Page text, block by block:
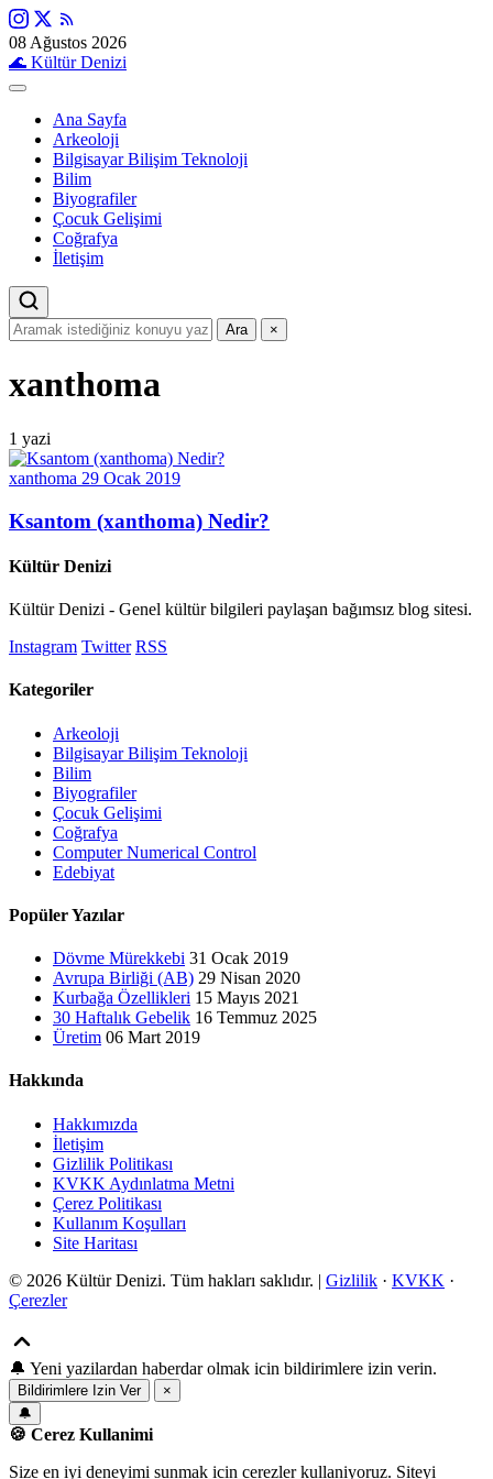
08 Ağustos 2026
🌊 Kültür Denizi
Ana Sayfa
Arkeoloji
Bilgisayar Bilişim Teknoloji
Bilim
Biyografiler
Çocuk Gelişimi
Coğrafya
İletişim
Ara ×
xanthoma
1 yazi
xanthoma 29 Ocak 2019
Ksantom (xanthoma) Nedir?
Kültür Denizi
Kültür Denizi - Genel kültür bilgileri paylaşan bağımsız blog sitesi.
Instagram Twitter RSS
Kategoriler
Arkeoloji
Bilgisayar Bilişim Teknoloji
Bilim
Biyografiler
Çocuk Gelişimi
Coğrafya
Computer Numerical Control
Edebiyat
Popüler Yazılar
Dövme Mürekkebi 31 Ocak 2019
Avrupa Birliği (AB) 29 Nisan 2020
Kurbağa Özellikleri 15 Mayıs 2021
30 Haftalık Gebelik 16 Temmuz 2025
Üretim 06 Mart 2019
Hakkında
Hakkımızda
İletişim
Gizlilik Politikası
KVKK Aydınlatma Metni
Çerez Politikası
Kullanım Koşulları
Site Haritası
© 2026 Kültür Denizi. Tüm hakları saklıdır. | Gizlilik · KVKK ·
Çerezler
🔔 Yeni yazilardan haberdar olmak icin bildirimlere izin verin.
Bildirimlere Izin Ver
×
🔔
🍪 Cerez Kullanimi
Size en iyi deneyimi sunmak icin cerezler kullaniyoruz. Siteyi